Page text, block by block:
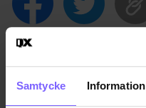
Samtycke Information
NÖJE